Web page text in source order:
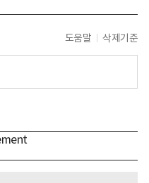
도움말 삭제기준